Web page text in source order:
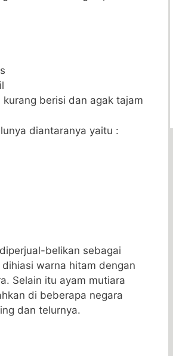
berisi dan agak tajam
diantaranya yaitu :
belikan sebagai
warna hitam dengan
Selain itu ayam mutiara
di beberapa negara
dan telurnya.